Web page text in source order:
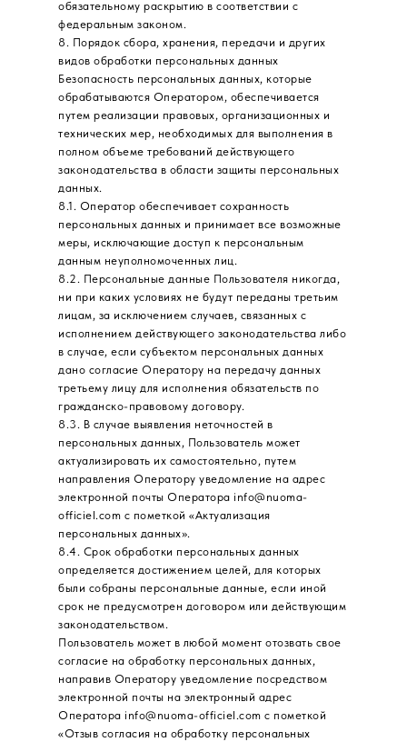
обязательному раскрытию в соответствии с
федеральным законом.
8. Порядок сбора, хранения, передачи и других
видов обработки персональных данных
Безопасность персональных данных, которые
обрабатываются Оператором, обеспечивается
путем реализации правовых, организационных и
технических мер, необходимых для выполнения в
полном объеме требований действующего
законодательства в области защиты персональных
данных.
8.1. Оператор обеспечивает сохранность
персональных данных и принимает все возможные
меры, исключающие доступ к персональным
данным неуполномоченных лиц.
8.2. Персональные данные Пользователя никогда,
ни при каких условиях не будут переданы третьим
лицам, за исключением случаев, связанных с
исполнением действующего законодательства либо
в случае, если субъектом персональных данных
дано согласие Оператору на передачу данных
третьему лицу для исполнения обязательств по
гражданско-правовому договору.
8.3. В случае выявления неточностей в
персональных данных, Пользователь может
актуализировать их самостоятельно, путем
направления Оператору уведомление на адрес
электронной почты Оператора info@nuoma-
officiel.com с пометкой «Актуализация
персональных данных».
8.4. Срок обработки персональных данных
определяется достижением целей, для которых
были собраны персональные данные, если иной
срок не предусмотрен договором или действующим
законодательством.
Пользователь может в любой момент отозвать свое
согласие на обработку персональных данных,
направив Оператору уведомление посредством
электронной почты на электронный адрес
Оператора info@nuoma-officiel.com с пометкой
«Отзыв согласия на обработку персональных